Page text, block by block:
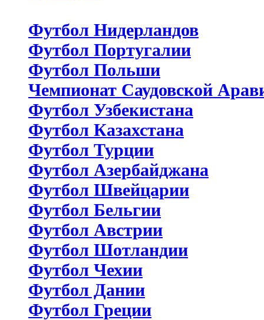
Футбол Нидерландов
Футбол Португалии
Футбол Польши
Чемпионат Саудовской
Футбол Узбекистана
Футбол Казахстана
Футбол Турции
Футбол Азербайджана
Футбол Швейцарии
Футбол Бельгии
Футбол Австрии
Футбол Шотландии
Футбол Чехии
Футбол Дании
Футбол Греции